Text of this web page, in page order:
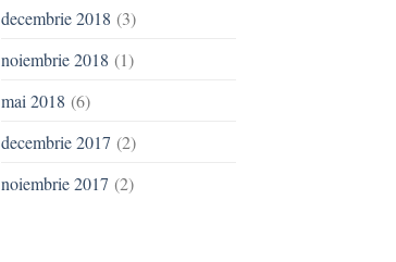
decembrie 2018 (3)
noiembrie 2018 (1)
mai 2018 (6)
decembrie 2017 (2)
noiembrie 2017 (2)